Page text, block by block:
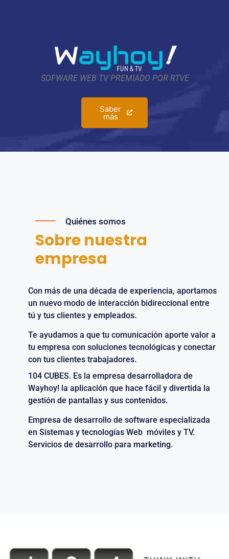
SOFWARE WEB TV PREMIADO POR RTVE
Saber
más
Quiénes somos
Sobre nuestra
empresa
Con más de una década de experiencia, aportamos
un nuevo modo de interacción bidireccional entre
tú y tus clientes y empleados.
Te ayudamos a que tu comunicación aporte valor a
tu empresa con soluciones tecnológicas y conectar
con tus clientes trabajadores.
104 CUBES. Es la empresa desarrolladora de
Wayhoy! la aplicación que hace fácil y divertida la
gestión de pantallas y sus contenidos.
Empresa de desarrollo de software especializada
en Sistemas y tecnologías Web móviles y TV.
Servicios de desarrollo para marketing.